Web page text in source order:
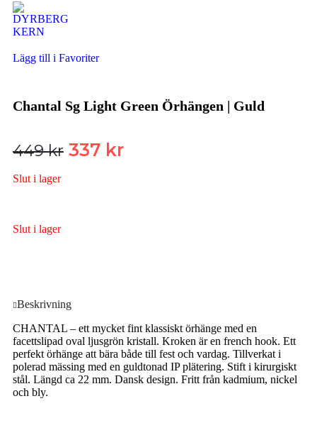
Lägg till i Favoriter
Chantal Sg Light Green Örhängen | Guld
449kr 337 kr
Slut i lager
Slut i lager
Beskrivning
CHANTAL – ett mycket fint klassiskt örhänge med en
facettslipad oval ljusgrön kristall. Kroken är en french hook. Ett
perfekt örhänge att bära både till fest och vardag. Tillverkat i
polerad mässing med en guldtonad IP plätering. Stift i kirurgiskt
stål. Längd ca 22 mm. Dansk design. Fritt från kadmium, nickel
och bly.